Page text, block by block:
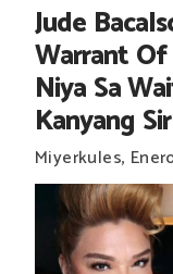
Jude
Warrant Of
Niya Sa
Kanyang Sir
Miyerkules,